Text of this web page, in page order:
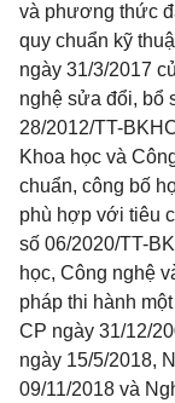
và phương thức
quy chuẩn kỹ
ngày 31/3/2017
nghệ sửa đổi, bổ
28/2012/TT-
Khoa học và
chuẩn, công bố
phù hợp với tiêu
số 06/2020/TT-
học, Công nghệ
pháp thi hành
CP ngày 31/12/
ngày 15/5/2018,
09/11/2018 và